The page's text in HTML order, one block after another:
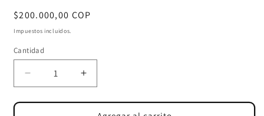
modal
Precio
habitual
$200.000,00 COP
Impuestos incluidos.
Cantidad
Cantidad
Reducir
cantidad
para
Aumentar
cantidad
para